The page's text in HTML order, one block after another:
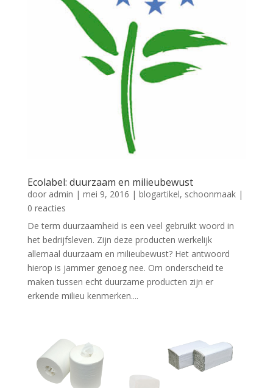
Ecolabel: duurzaam en milieubewust
door admin | mei 9, 2016 | blogartikel, schoonmaak|
0 reacties
De term duurzaamheid is een veel gebruikt woord in
het bedrijfsleven. Zijn deze producten werkelijk
allemaal duurzaam en milieubewust? Het antwoord
hierop is jammer genoeg nee. Om onderscheid te
maken tussen echt duurzame producten zijn er
erkende milieu kenmerken....